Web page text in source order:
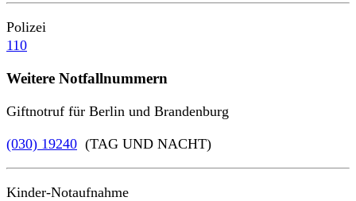
Polizei
110
Weitere Notfallnummern
Giftnotruf für Berlin und Brandenburg
(030) 19240 (TAG UND NACHT)
Kinder-Notaufnahme